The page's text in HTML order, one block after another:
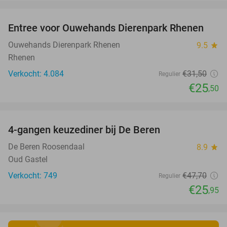
19%
Entree voor Ouwehands Dierenpark Rhenen
Ouwehands Dierenpark Rhenen 9.5 star
Rhenen
Verkocht: 4.084
Regulier €31,50
€25,50
4-gangen keuzediner bij De Beren
De Beren Roosendaal 8.9 star
Oud Gastel
Verkocht: 749
Regulier €47,70
€25,95